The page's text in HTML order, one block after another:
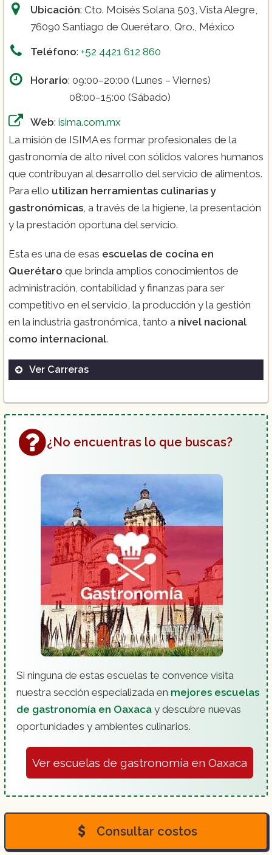
Licenciatura en Administración y
Ubicación: Cto. Moisés Solana 503, Vista Alegre,
76090 Santiago de Querétaro, Qro., México
Teléfono: +52 4421 612 860
Horario: 09:00–20:00 (Lunes – Viernes)
08:00–15:00 (Sábado)
Web: isima.com.mx
La misión de ISIMA es formar profesionales de la
gastronomía de alto nivel con sólidos valores humanos
que contribuyan al desarrollo del servicio de alimentos.
Para ello utilizan herramientas culinarias y
gastronómicas, a través de la higiene, la presentación
y la prestación oportuna del servicio.
Esta es una de esas escuelas de cocina en
Querétaro que brinda amplios conocimientos de
administración, contabilidad y finanzas para ser
competitivo en el servicio, la producción y la gestión
en la industria gastronómica, tanto a nivel nacional
como internacional.
Ver Carreras
Licenciatura en Gastronomía.
Chef Profesional.
¿No encuentras lo que buscas?
Si ninguna de estas escuelas te convence visita
nuestra sección especializada en mejores escuelas
de gastronomía en Oaxaca y descubre nuevas
oportunidades y ambientes culinarios.
Ver escuelas de gastronomía en Oaxaca
Consultar costos